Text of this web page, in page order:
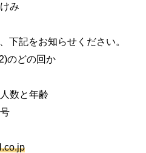
み
下記をお知らせください。
のどの回か
数と年齢